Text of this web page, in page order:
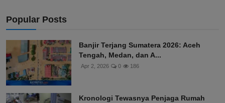
Popular Posts
Banjir Terjang Sumatera 2026: Aceh
Tengah, Medan, dan A...
Apr 2, 2026 0 186
Kronologi Tewasnya Penjaga Rumah